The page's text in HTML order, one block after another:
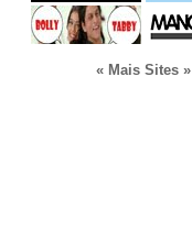
« Mais Sites »